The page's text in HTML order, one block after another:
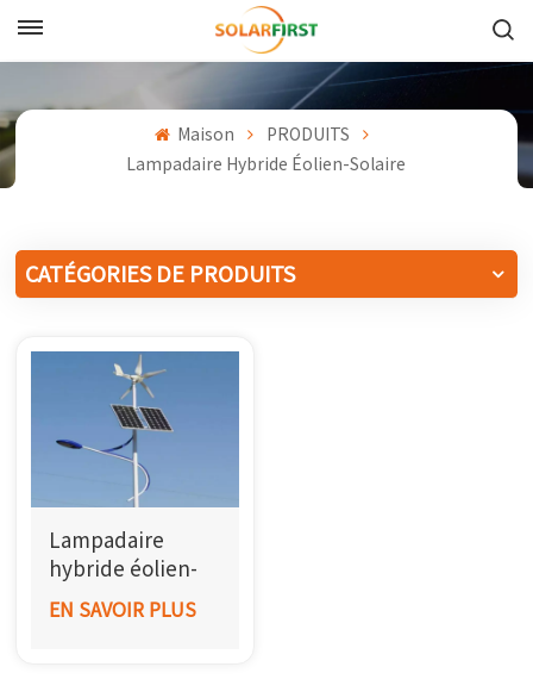
中文
Русский
Português
日本語
한국어
بالعربية
Maison
PRODUITS
Lampadaire Hybride Éolien-Solaire
CATÉGORIES DE PRODUITS
Lampadaire
hybride éolien-
solaire SF
EN SAVOIR PLUS